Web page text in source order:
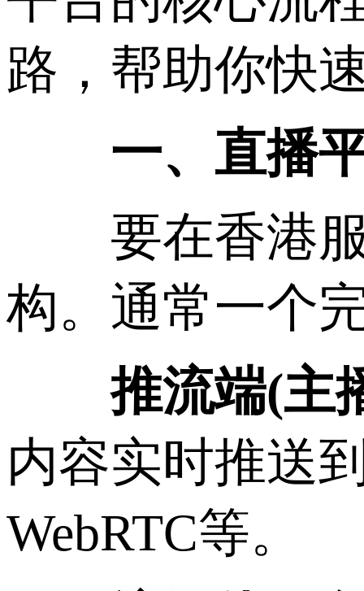
路，帮助你快
一、直播平
要在香港服
构。通常一个
推流端(主
内容实时推送
WebRTC等。